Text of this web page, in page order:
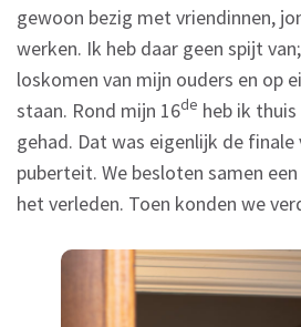
gewoon bezig met vriendinnen,
werken. Ik heb daar geen spijt
loskomen van mijn ouders en op
staan. Rond mijn 16de heb ik
gehad. Dat was eigenlijk de
puberteit. We besloten samen
het verleden. Toen konden we